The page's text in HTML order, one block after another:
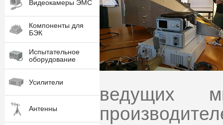
Видеокамеры ЭМС
Компоненты для
БЭК
Испытательное
оборудование
Усилители
Антенны
ведущих